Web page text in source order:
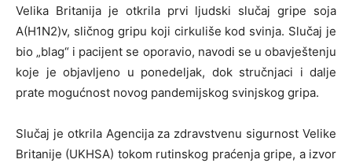
Velika Britanija je otkrila prvi ljudski slučaj gripe soja
A(H1N2)v, sličnog gripu koji cirkuliše kod svinja. Slučaj je
bio „blag“ i pacijent se oporavio, navodi se u obavještenju
koje je objavljeno u ponedeljak, dok stručnjaci i dalje
prate mogućnost novog pandemijskog svinjskog gripa.
Slučaj je otkrila Agencija za zdravstvenu sigurnost Velike
Britanije (UKHSA) tokom rutinskog praćenja gripe, a izvor